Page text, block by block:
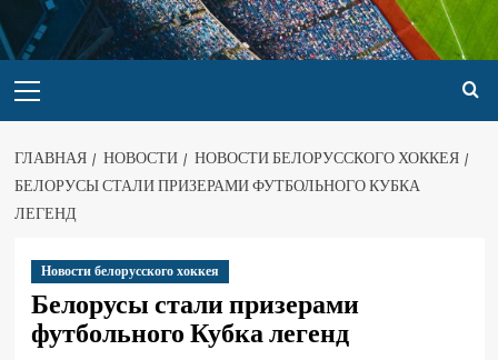
ГЛАВНАЯ НОВОСТИ
НОВОСТИ БЕЛОРУССКОГО ХОККЕЯ
БЕЛОРУСЫ СТАЛИ ПРИЗЕРАМИ ФУТБОЛЬНОГО КУБКА
ЛЕГЕНД
Новости белорусского хоккея
Белорусы стали призерами
футбольного Кубка легенд